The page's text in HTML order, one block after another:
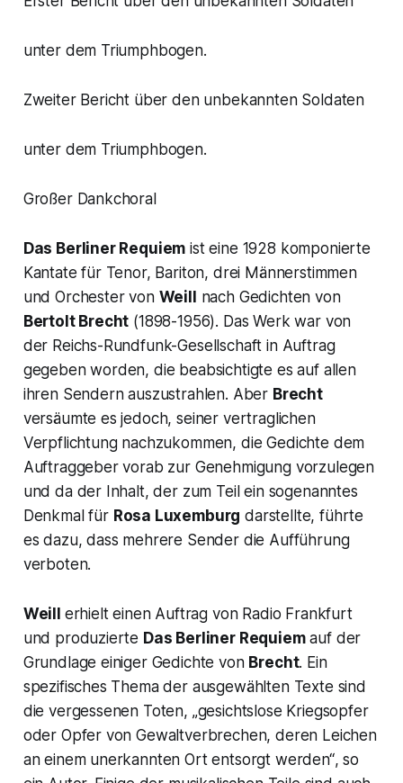
unter dem Triumphbogen.
Zweiter Bericht über den unbekannten Soldaten
unter dem Triumphbogen.
Großer Dankchoral
Das Berliner Requiem ist eine 1928 komponierte
Kantate für Tenor, Bariton, drei Männerstimmen
und Orchester von Weill
nach Gedichten von
Bertolt Brecht (1898-1956). Das Werk war von
der Reichs-Rundfunk-Gesellschaft in Auftrag
gegeben worden, die beabsichtigte es auf allen
ihren Sendern auszustrahlen. Aber Brecht
versäumte es jedoch, seiner vertraglichen
Verpflichtung nachzukommen, die Gedichte dem
Auftraggeber vorab zur Genehmigung vorzulegen
und da der Inhalt, der zum Teil ein sogenanntes
Denkmal für Rosa Luxemburg darstellte, führte
es dazu, dass mehrere Sender die Aufführung
verboten.
Weill erhielt einen Auftrag von Radio Frankfurt
und produzierte Das Berliner Requiemauf der
Grundlage einiger Gedichte von Brecht. Ein
spezifisches Thema der ausgewählten Texte sind
die vergessenen Toten, „gesichtslose Kriegsopfer
oder Opfer von Gewaltverbrechen, deren Leichen
an einem unerkannten Ort entsorgt werden“, so